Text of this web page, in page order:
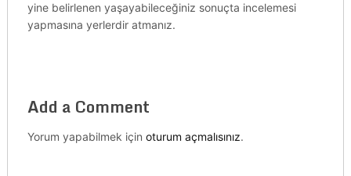
yine belirlenen yaşayabileceğiniz sonuçta incelemesi
yapmasına yerlerdir atmanız.
Add a Comment
Yorum yapabilmek için oturum açmalısınız.